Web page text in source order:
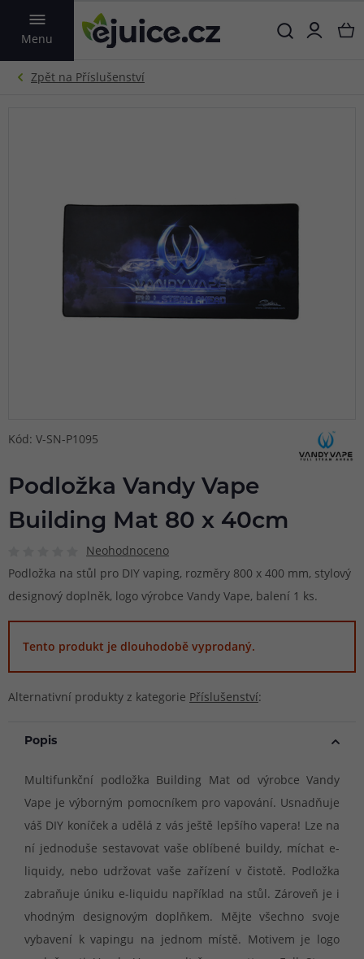
Menu
VYHLEDAT
Kód: V-SN-P1095
Podložka Vandy Vape
Building Mat 80 x 40cm
Neohodnoceno
Podložka na stůl pro DIY vaping, rozměry 800 x 400 mm, stylový
designový doplněk, logo výrobce Vandy Vape, balení 1 ks.
Tento produkt je dlouhodobě vyprodaný.
Alternativní produkty z kategorie Příslušenství:
Popis
Multifunkční podložka Building Mat od výrobce Vandy
Vape je výborným pomocníkem pro vapování. Usnadňuje
váš DIY koníček a udělá z vás ještě lepšího vapera! Lze na
ní jednoduše sestavovat vaše oblíbené buildy, míchat e-
liquidy, nebo udržovat vaše zařízení v čistotě. Podložka
zabraňuje úniku e-liquidu například na stůl. Zároveň je i
vhodným designovým doplňkem. Mějte všechno svoje
vybavení k vapingu na jednom místě. Motivem je logo